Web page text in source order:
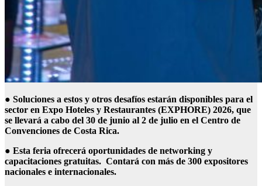
● Soluciones a estos y otros desafíos estarán disponibles para el
sector en Expo Hoteles y Restaurantes (EXPHORE) 2026, que
se llevará a cabo del 30 de junio al 2 de julio en el Centro de
Convenciones de Costa Rica.
● Esta feria ofrecerá oportunidades de networking y
capacitaciones gratuitas. Contará con más de 300 expositores
nacionales e internacionales.